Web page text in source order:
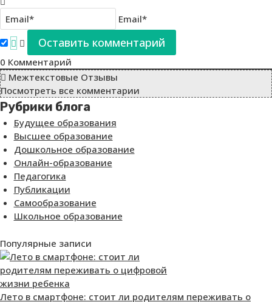
Email*
0 Комментарий
Межтекстовые Отзывы
Посмотреть все комментарии
Рубрики блога
Будущее образования
Высшее образование
Дошкольное образование
Онлайн-образование
Педагогика
Публикации
Самообразование
Школьное образование
Популярные записи
Лето в смартфоне: стоит ли родителям переживать о